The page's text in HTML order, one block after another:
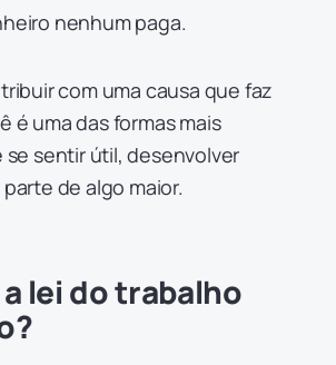
nenhum paga.
com uma causa que faz
é uma das formas mais
sentir útil, desenvolver
de algo maior.
lei do trabalho